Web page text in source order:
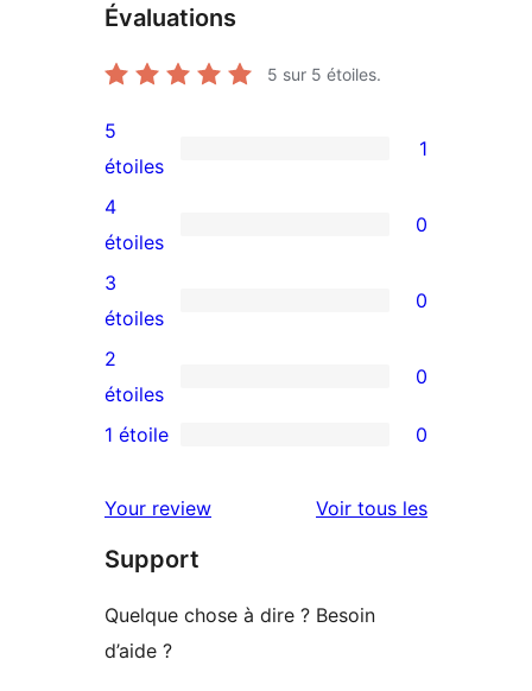
Évaluations
5 sur 5 étoiles.
1
avis
à
5
étoile
5
étoiles
1
0
avis
à
4
étoile
4
étoiles
0
0
avis
à
3
3
étoiles
0
0
avis
2
2
étoiles
0
à
1
1 étoile 0
Your review Voir tous lesavis
Support
Quelque chose à dire ? Besoin
d’aide ?